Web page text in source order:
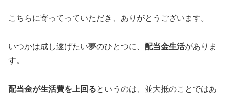
こちらに寄ってっていただき、ありがとうございます。
いつかは成し遂げたい夢のひとつに、 配当金生活がありま
す。
配当金が生活費を上回るというのは、並大抵のことではあ